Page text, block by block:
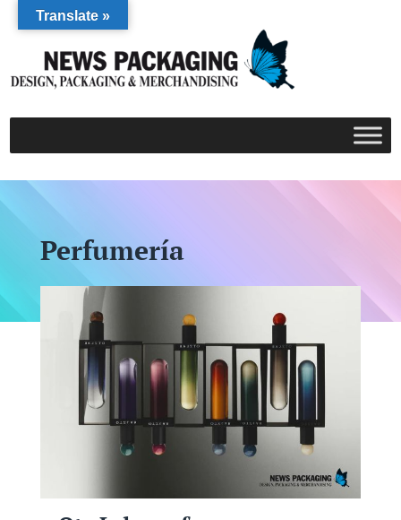
Perfumería
Translate »